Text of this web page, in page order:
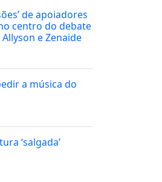
de apoiadores
centro do debate
e Zenaide
a música do
‘salgada’